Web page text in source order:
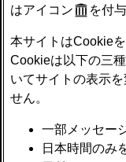
はアイコン
を付
本サイトはCookie
Cookieは以下の三
いてサイトの表示
せん。
一部メッセー
日本時間のみ